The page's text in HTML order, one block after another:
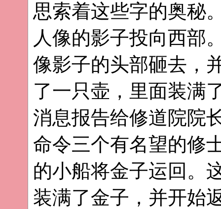
思索着这些字的奥秘
人像的影子投向西部
像影子的头部砸去，
了一只壶，里面装满
消息报告给修道院院
命令三个有名望的修
的小船将金子运回。
装满了金子，并开始